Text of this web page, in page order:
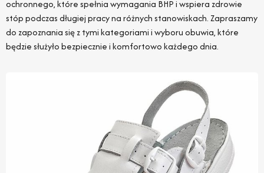
ochronnego, które spełnia wymagania BHP i wspiera zdrowie
stóp podczas długiej pracy na różnych stanowiskach. Zapraszamy
do zapoznania się z tymi kategoriami i wyboru obuwia, które
będzie służyło bezpiecznie i komfortowo każdego dnia.